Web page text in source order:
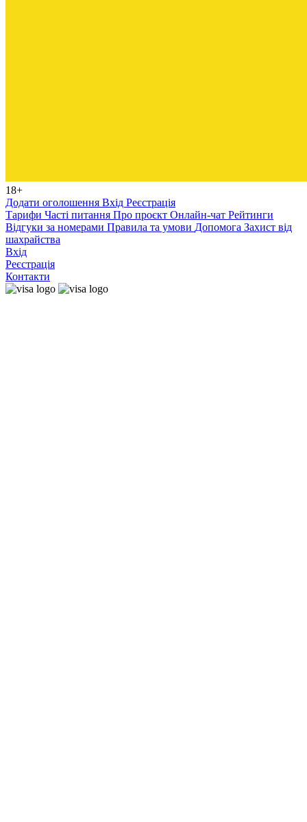
18+
Додати оголошення Вхід Реєстрація
Тарифи Часті питання Про проєкт Онлайн-чат Рейтинги
Відгуки за номерами Правила та умови Допомога Захист від
шахрайства
Вхід
Реєстрація
Контакти